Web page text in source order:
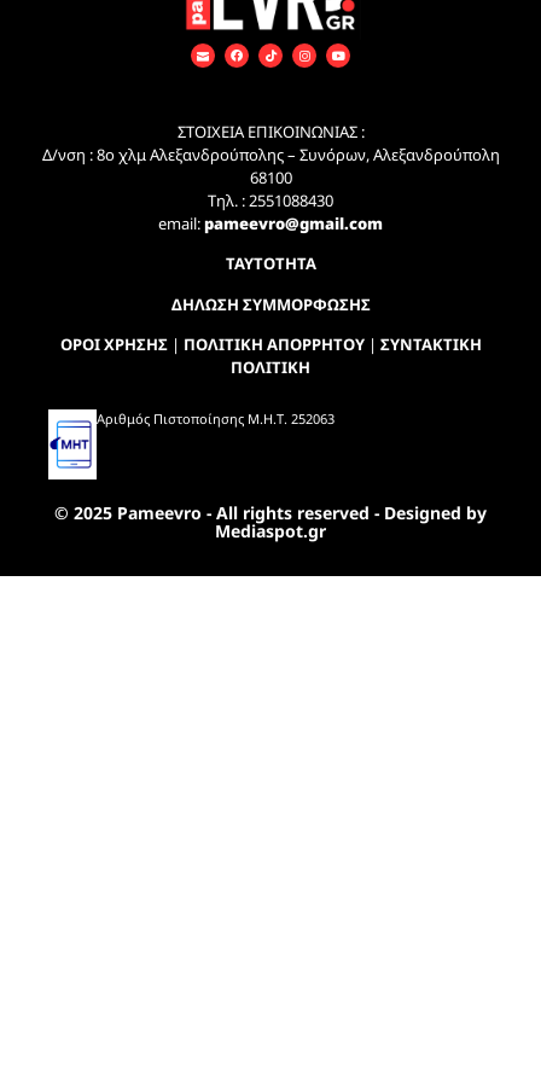
ΣΤΟΙΧΕΙΑ ΕΠΙΚΟΙΝΩΝΙΑΣ :
Δ/νση : 8ο χλμ Αλεξανδρούπολης – Συνόρων, Αλεξανδρούπολη
68100
Τηλ. : 2551088430
email:pameevro@gmail.com
ΤΑΥΤΟΤΗΤΑ
ΔΗΛΩΣΗ ΣΥΜΜΟΡΦΩΣΗΣ
ΟΡΟΙ ΧΡΗΣΗΣ| ΠΟΛΙΤΙΚΗ ΑΠΟΡΡΗΤΟΥ| ΣΥΝΤΑΚΤΙΚΗ
ΠΟΛΙΤΙΚΗ
Αριθμός Πιστοποίησης Μ.Η.Τ. 252063
© 2025 Pameevro - All rights reserved - Designed by
Mediaspot.gr